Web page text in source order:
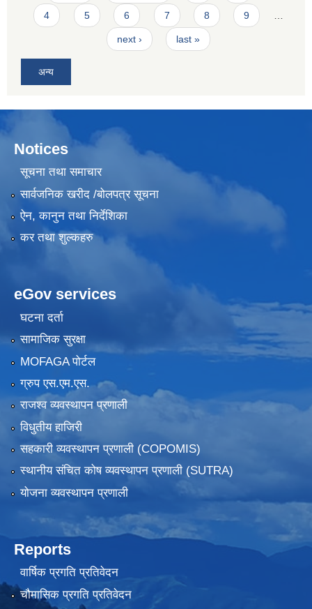
4 5 6 7 8 9 …
next › last »
अन्य
Notices
सूचना तथा समाचार
सार्वजनिक खरीद /बोलपत्र सूचना
ऐन, कानुन तथा निर्देशिका
कर तथा शुल्कहरु
eGov services
घटना दर्ता
सामाजिक सुरक्षा
MOFAGA पोर्टल
ग्रुप एस.एम.एस.
राजश्व व्यवस्थापन प्रणाली
विधुतीय हाजिरी
सहकारी व्यवस्थापन प्रणाली (COPOMIS)
स्थानीय संचित कोष व्यवस्थापन प्रणाली (SUTRA)
योजना व्यवस्थापन प्रणाली
Reports
वार्षिक प्रगति प्रतिवेदन
चौमासिक प्रगति प्रतिवेदन